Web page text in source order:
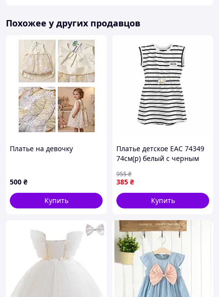
Похожее у других продавцов
Платье на девочку
500 ₴
Купить
Платье детское EAC 74349
74см(р) белый с черным
385 ₴
955₴
Купить